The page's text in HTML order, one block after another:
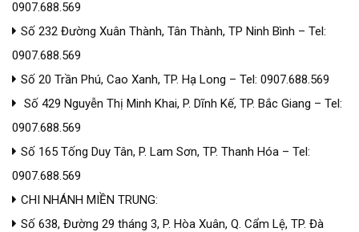
0907.688.569
Số 232 Đường Xuân Thành, Tân Thành, TP Ninh Bình – Tel:
0907.688.569
Số 20 Trần Phú, Cao Xanh, TP. Hạ Long – Tel: 0907.688.569
Số 429 Nguyễn Thị Minh Khai, P. Dĩnh Kế, TP. Bắc Giang – Tel:
0907.688.569
Số 165 Tống Duy Tân, P. Lam Sơn, TP. Thanh Hóa – Tel:
0907.688.569
CHI NHÁNH MIỀN TRUNG:
Số 638, Đường 29 tháng 3, P. Hòa Xuân, Q. Cẩm Lệ, TP. Đà